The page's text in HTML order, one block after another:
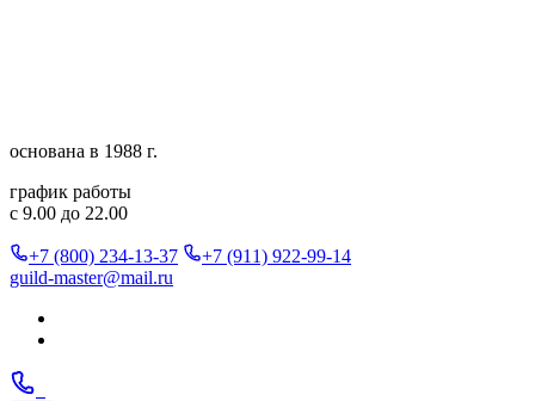
основана в 1988 г.
график работы
с 9.00 до 22.00
+7 (800) 234-13-37
+7 (911) 922-99-14
guild-master@mail.ru
Позвонить